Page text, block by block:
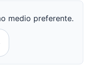
medio preferente.